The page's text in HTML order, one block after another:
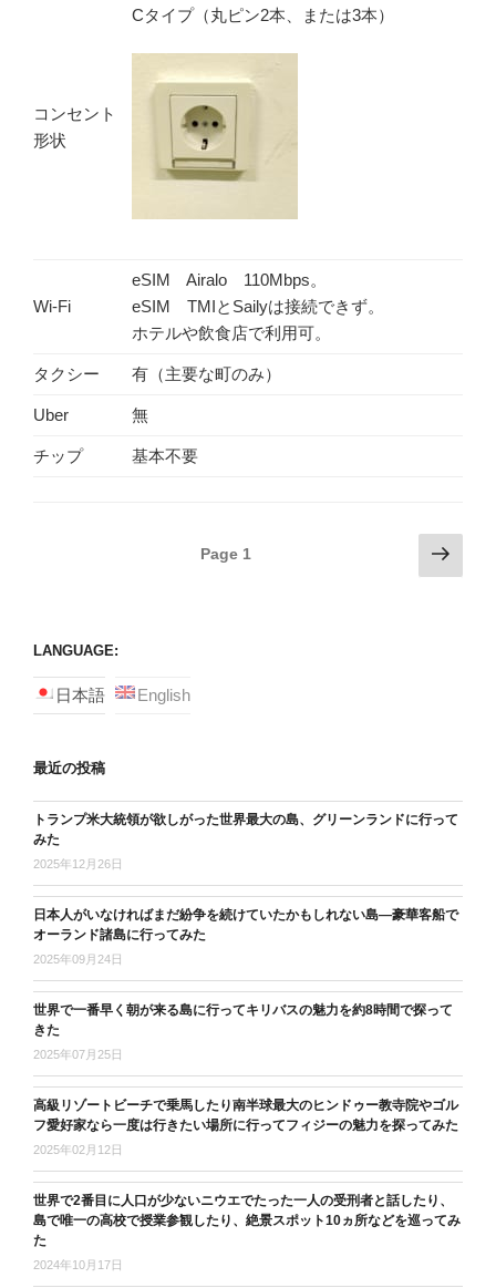
コンセント
形状
Cタイプ（丸ピン2本、または3本）
Wi-Fi
eSIM Airalo 110Mbps。
eSIM TMIとSailyは接続できず。
ホテルや飲食店で利用可。
タクシー 有（主要な町のみ）
Uber 無
チップ 基本不要
Page 1
Next
page
LANGUAGE:
日本語 English
最近の投稿
トランプ米大統領が欲しがった世界最大の島、グリーンランドに行って
みた
2025年12月26日
日本人がいなければまだ紛争を続けていたかもしれない島―豪華客船で
オーランド諸島に行ってみた
2025年09月24日
世界で一番早く朝が来る島に行ってキリバスの魅力を約8時間で探って
きた
2025年07月25日
高級リゾートビーチで乗馬したり南半球最大のヒンドゥー教寺院やゴル
フ愛好家なら一度は行きたい場所に行ってフィジーの魅力を探ってみた
2025年02月12日
世界で2番目に人口が少ないニウエでたった一人の受刑者と話したり、
島で唯一の高校で授業参観したり、絶景スポット10ヵ所などを巡ってみ
た
2024年10月17日